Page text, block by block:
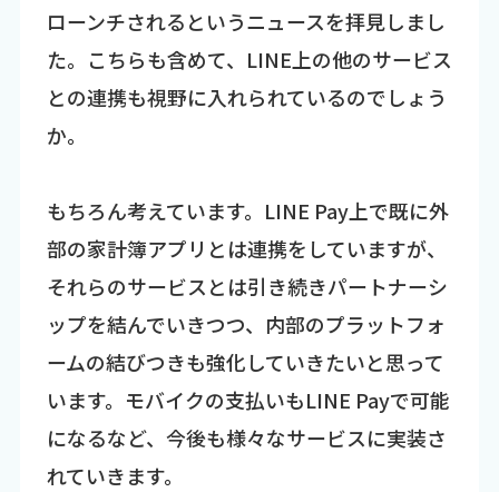
ローンチされるというニュースを拝見しまし
た。こちらも含めて、LINE上の他のサービス
との連携も視野に入れられているのでしょう
か。
もちろん考えています。LINE Pay上で既に外
部の家計簿アプリとは連携をしていますが、
それらのサービスとは引き続きパートナーシ
ップを結んでいきつつ、内部のプラットフォ
ームの結びつきも強化していきたいと思って
います。モバイクの支払いもLINE Payで可能
になるなど、今後も様々なサービスに実装さ
れていきます。